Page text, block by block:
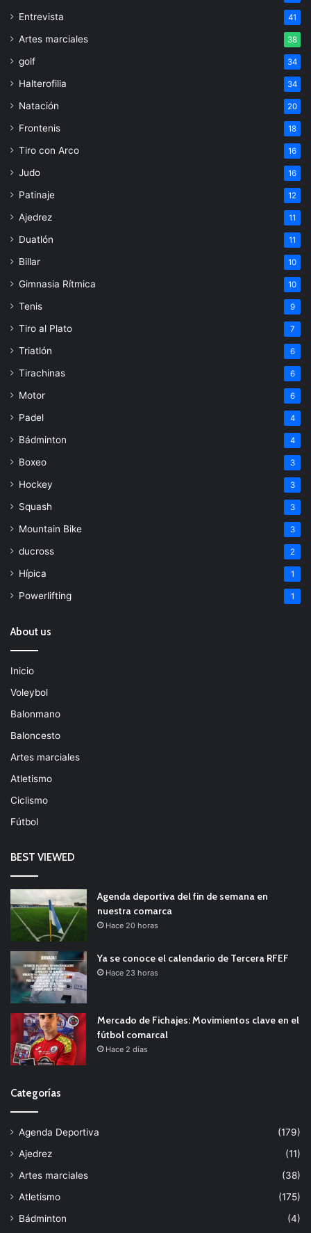
Entrevista 41
Artes marciales 38
golf 34
Halterofilia 34
Natación 20
Frontenis 18
Tiro con Arco 16
Judo 16
Patinaje 12
Ajedrez 11
Duatlón 11
Billar 10
Gimnasia Rítmica 10
Tenis 9
Tiro al Plato 7
Triatlón 6
Tirachinas 6
Motor 6
Padel 4
Bádminton 4
Boxeo 3
Hockey 3
Squash 3
Mountain Bike 3
ducross 2
Hípica 1
Powerlifting 1
About us
Inicio
Voleybol
Balonmano
Baloncesto
Artes marciales
Atletismo
Ciclismo
Fútbol
BEST VIEWED
Agenda deportiva del fin de semana en
nuestra comarca
Hace 20 horas
Ya se conoce el calendario de Tercera RFEF
Hace 23 horas
Mercado de Fichajes: Movimientos clave en el
fútbol comarcal
Hace 2 días
Categorías
Agenda Deportiva
(179)
Ajedrez
(11)
Artes marciales
(38)
Atletismo
(175)
Bádminton
(4)